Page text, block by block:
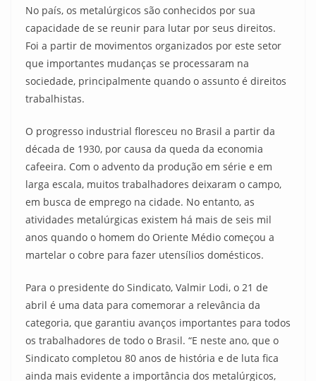
No país, os metalúrgicos são conhecidos por sua
capacidade de se reunir para lutar por seus direitos.
Foi a partir de movimentos organizados por este setor
que importantes mudanças se processaram na
sociedade, principalmente quando o assunto é direitos
trabalhistas.
O progresso industrial floresceu no Brasil a partir da
década de 1930, por causa da queda da economia
cafeeira. Com o advento da produção em série e em
larga escala, muitos trabalhadores deixaram o campo,
em busca de emprego na cidade. No entanto, as
atividades metalúrgicas existem há mais de seis mil
anos quando o homem do Oriente Médio começou a
martelar o cobre para fazer utensílios domésticos.
Para o presidente do Sindicato, Valmir Lodi, o 21 de
abril é uma data para comemorar a relevância da
categoria, que garantiu avanços importantes para todos
os trabalhadores de todo o Brasil. “E neste ano, que o
Sindicato completou 80 anos de história e de luta fica
ainda mais evidente a importância dos metalúrgicos,